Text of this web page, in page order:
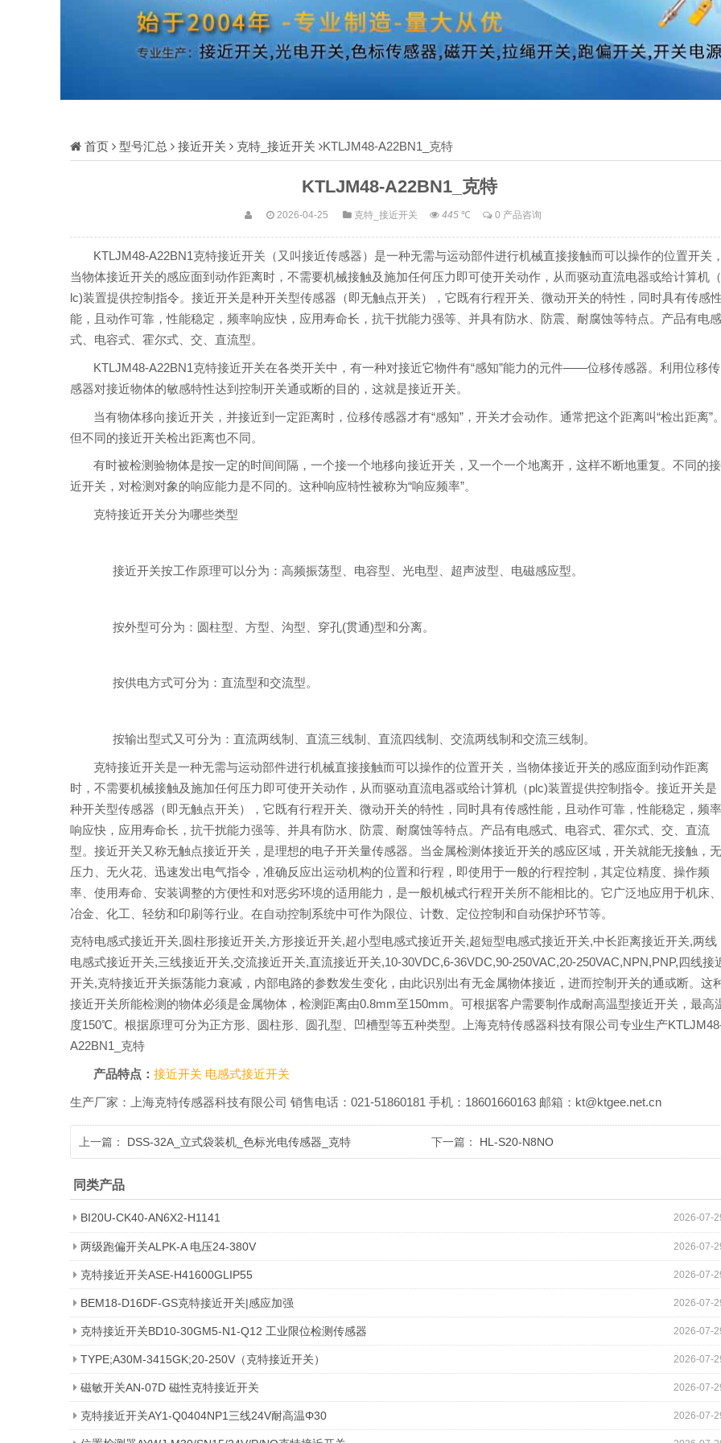
首页 型号汇总 接近开关 克特_接近开关 KTLJM48-A22BN1_克特
KTLJM48-A22BN1_克特
2026-04-25 克特_接近开关 445 ℃ 0 产品咨询
KTLJM48-A22BN1克特接近开关（又叫接近传感器）是一种无需与运动部件进行机械直接接触而可以操作的位置开关，
当物体接近开关的感应面到动作距离时，不需要机械接触及施加任何压力即可使开关动作，从而驱动直流电器或给计算机
lc)装置提供控制指令。接近开关是种开关型传感器（即无触点开关），它既有行程开关、微动开关的特性，同时具有传感性
能，且动作可靠，性能稳定，频率响应快，应用寿命长，抗干扰能力强等、并具有防水、防震、耐腐蚀等特点。产品有电感
式、电容式、霍尔式、交、直流型。
KTLJM48-A22BN1克特接近开关在各类开关中，有一种对接近它物件有“感知”能力的元件——位移传感器。利用位移传
感器对接近物体的敏感特性达到控制开关通或断的目的，这就是接近开关。
当有物体移向接近开关，并接近到一定距离时，位移传感器才有“感知”，开关才会动作。通常把这个距离叫“检出距离”。
但不同的接近开关检出距离也不同。
有时被检测验物体是按一定的时间间隔，一个接一个地移向接近开关，又一个一个地离开，这样不断地重复。不同的接
近开关，对检测对象的响应能力是不同的。这种响应特性被称为“响应频率”。
克特接近开关分为哪些类型
接近开关按工作原理可以分为：高频振荡型、电容型、光电型、超声波型、电磁感应型。
按外型可分为：圆柱型、方型、沟型、穿孔(贯通)型和分离。
按供电方式可分为：直流型和交流型。
按输出型式又可分为：直流两线制、直流三线制、直流四线制、交流两线制和交流三线制。
克特接近开关是一种无需与运动部件进行机械直接接触而可以操作的位置开关，当物体接近开关的感应面到动作距离
时，不需要机械接触及施加任何压力即可使开关动作，从而驱动直流电器或给计算机（plc)装置提供控制指令。接近开关是
种开关型传感器（即无触点开关），它既有行程开关、微动开关的特性，同时具有传感性能，且动作可靠，性能稳定，频率
响应快，应用寿命长，抗干扰能力强等、并具有防水、防震、耐腐蚀等特点。产品有电感式、电容式、霍尔式、交、直流
型。接近开关又称无触点接近开关，是理想的电子开关量传感器。当金属检测体接近开关的感应区域，开关就能无接触，无
压力、无火花、迅速发出电气指令，准确反应出运动机构的位置和行程，即使用于一般的行程控制，其定位精度、操作频
率、使用寿命、安装调整的方便性和对恶劣环境的适用能力，是一般机械式行程开关所不能相比的。它广泛地应用于机床、
冶金、化工、轻纺和印刷等行业。在自动控制系统中可作为限位、计数、定位控制和自动保护环节等。
克特电感式接近开关,圆柱形接近开关,方形接近开关,超小型电感式接近开关,超短型电感式接近开关,中长距离接近开关,两线
电感式接近开关,三线接近开关,交流接近开关,直流接近开关,10-30VDC,6-36VDC,90-250VAC,20-250VAC,NPN,PNP,四线接
开关,克特接近开关振荡能力衰减，内部电路的参数发生变化，由此识别出有无金属物体接近，进而控制开关的通或断。这
接近开关所能检测的物体必须是金属物体，检测距离由0.8mm至150mm。可根据客户需要制作成耐高温型接近开关，最高
度150℃。根据原理可分为正方形、圆柱形、圆孔型、凹槽型等五种类型。上海克特传感器科技有限公司专业生产
A22BN1_克特
产品特点：接近开关 电感式接近开关
生产厂家：上海克特传感器科技有限公司 销售电话：021-51860181 手机：18601660163 邮箱：kt@ktgee.net.cn
上一篇： DSS-32A_立式袋装机_色标光电传感器_克特 下一篇： HL-S20-N8NO
同类产品
2026-07-
BI20U-CK40-AN6X2-H1141
2026-07-
两级跑偏开关ALPK-A 电压24-380V
2026-07-
克特接近开关ASE-H41600GLIP55
2026-07-
BEM18-D16DF-GS克特接近开关|感应加强
2026-07-
克特接近开关BD10-30GM5-N1-Q12 工业限位检测传感器
2026-07-
TYPE;A30M-3415GK;20-250V（克特接近开关）
2026-07-
磁敏开关AN-07D 磁性克特接近开关
2026-07-
克特接近开关AY1-Q0404NP1三线24V耐高温Φ30